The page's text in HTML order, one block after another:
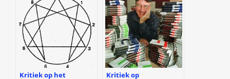
Kritiek op het
Kritiek op